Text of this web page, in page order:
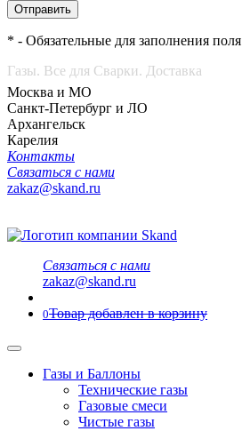
Отправить
* - Обязательные для заполнения поля
Газы. Все для Сварки. Доставка
Москва и МО
Санкт-Петербург и ЛО
Архангельск
Карелия
Контакты
Связаться с нами
zakaz@skand.ru
Связаться с нами
zakaz@skand.ru
0Товар добавлен в корзину
Газы и Баллоны
Технические газы
Газовые смеси
Чистые газы